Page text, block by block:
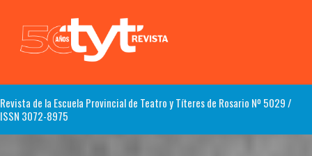
Revista de la Escuela Provincial de Teatro y Títeres de Rosario Nº 5029 /
ISSN 3072-8975